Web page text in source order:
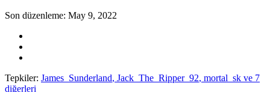
Son düzenleme: May 9, 2022
Tepkiler: James_Sunderland, Jack_The_Ripper_92, mortal_sk ve 7
diğerleri